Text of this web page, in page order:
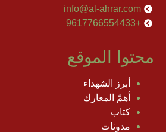
info@al-ahrar.com
+9617766554433
محتوا الموقع
أبرز الشهداء
أهمّ المعارك
كتاب
مدونات